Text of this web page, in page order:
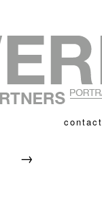
contact
→